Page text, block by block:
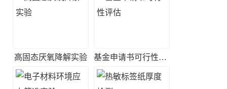
高固态厌氧降解实验 基金申请书可行性评估